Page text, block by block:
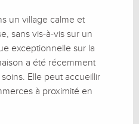
un village calme et
sans vis-à-vis sur un
exceptionnelle sur la
a été récemment
Elle peut accueillir
à proximité en